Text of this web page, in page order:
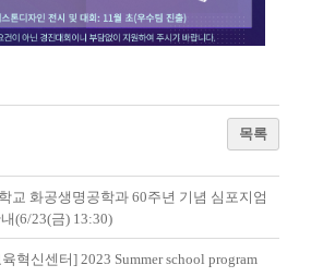
목록
교 화공생명공학과 60주년 기념 심포지엄
(6/23(금) 13:30)
혁신센터] 2023 Summer school program